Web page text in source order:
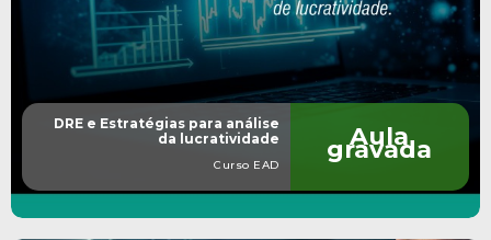
DRE e Estratégias para análise
da lucratividade
Curso EAD
Aula
gravada